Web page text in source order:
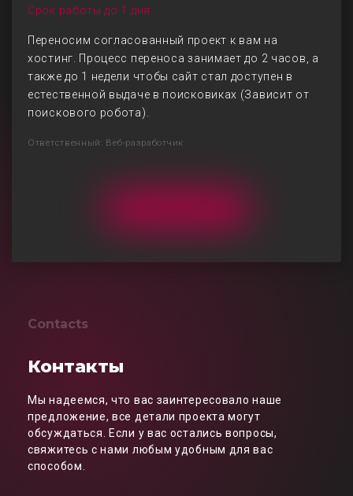
Срок работы до 1 дня
Переносим согласованный проект к вам на
хостинг. Процесс переноса занимает до 2 часов, а
также до 1 недели чтобы сайт стал доступен в
естественной выдаче в поисковиках (Зависит от
поискового робота).
Ответственный: Веб-разработчик
Contacts
Контакты
Мы надеемся, что вас заинтересовало наше
предложение, все детали проекта могут
обсуждаться. Если у вас остались вопросы,
свяжитесь с нами любым удобным для вас
способом.